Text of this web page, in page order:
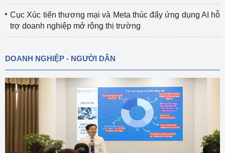
Cục Xúc tiến thương mại và Meta thúc đẩy ứng dụng AI hỗ
trợ doanh nghiệp mở rộng thị trường
DOANH NGHIỆP - NGƯỜI DÂN